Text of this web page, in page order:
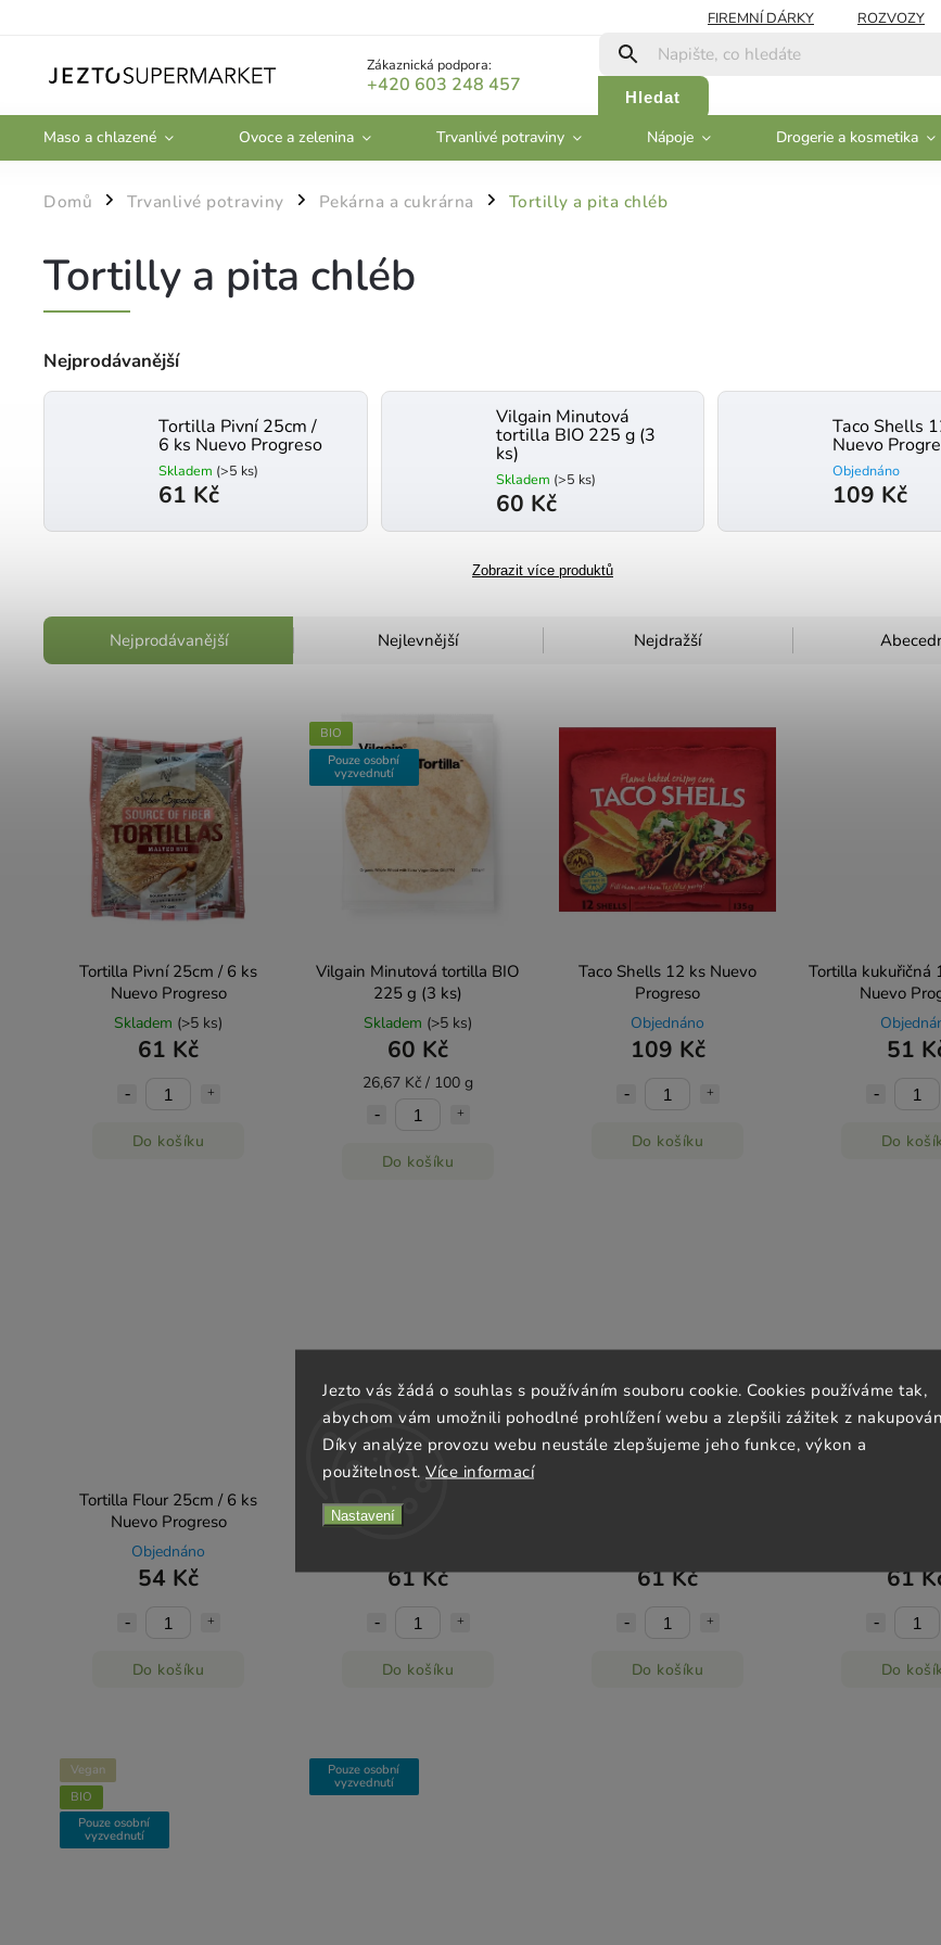
Jezto vás žádá o souhlas s používáním souboru cookie. Cookies používáme tak,
abychom vám umožnili pohodlné prohlížení webu a zlepšili zážitek z
Díky analýze provozu webu neustále zlepšujeme jeho funkce, výkon a
použitelnost. Více informací
Nastavení
FIREMNÍ DÁRKY ROZVOZY
Zákaznická podpora:
+420 603 248 457
Hledat
Maso a chlazené Ovoce a zelenina Trvanlivé potraviny Nápoje Drogerie a kosmetika
Domů / Trvanlivé potraviny / Pekárna a cukrárna / Tortilly a pita chléb
Tortilly a pita chléb
Nejprodávanější
Tortilla Pivní 25cm /
6 ks Nuevo Progreso
Skladem (>5 ks)
61 Kč
Vilgain Minutová
tortilla BIO 225 g (3
ks)
Skladem (>5 ks)
60 Kč
Taco Shells
Nuevo
Objednáno
109 Kč
Zobrazit více produktů
Nejprodávanější Nejlevnější Nejdražší
Tortilla Pivní 25cm / 6 ks
Nuevo Progreso
Skladem (>5 ks)
61 Kč
Do košíku
BIO
Pouze osobní
vyzvednutí
Vilgain Minutová tortilla BIO
225 g (3 ks)
Skladem (>5 ks)
60 Kč
26,67 Kč / 100 g
Do košíku
Taco Shells 12 ks Nuevo
Progreso
Objednáno
109 Kč
Do košíku
Tortilla kukuřičná
Nuevo
51
Do
Tortilla Flour 25cm / 6 ks
Nuevo Progreso
Objednáno
54 Kč
Do košíku
Tortilla Chili/Tomato 25cm / 6
ks Nuevo Progreso
61 Kč
Do košíku
61 Kč
Do košíku
61
Do
Vegan
BIO
Pouze osobní
vyzvednutí
Pouze osobní
vyzvednutí